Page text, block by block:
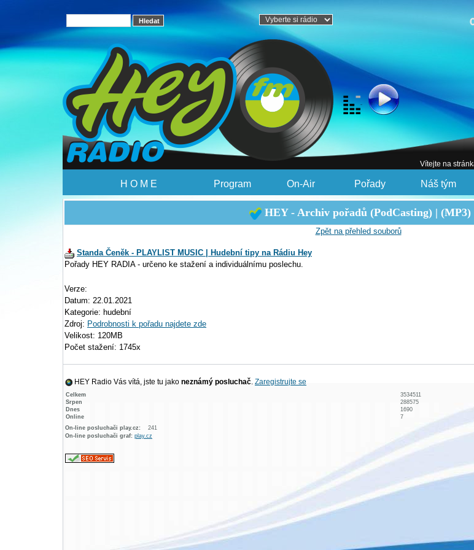
Vítejte na
H O M E Program On-Air Pořady Náš tým
HEY - Archiv pořadů (PodCasting) | (MP3)
Zpět na přehled souborů
Standa Čeněk - PLAYLIST MUSIC | Hudební tipy na Rádiu Hey
Pořady HEY RADIA - určeno ke stažení a individuálnímu poslechu.
Verze:
Datum: 22.01.2021
Kategorie: hudební
Zdroj: Podrobnosti k pořadu najdete zde
Velikost: 120MB
Počet stažení: 1745x
HEY Radio Vás vítá, jste tu jako neznámý posluchač. Zaregistrujte se
Celkem
3534511
Srpen
288575
Dnes
1690
Online
7
On-line posluchači play.cz:
241
On-line posluchači graf: play.cz